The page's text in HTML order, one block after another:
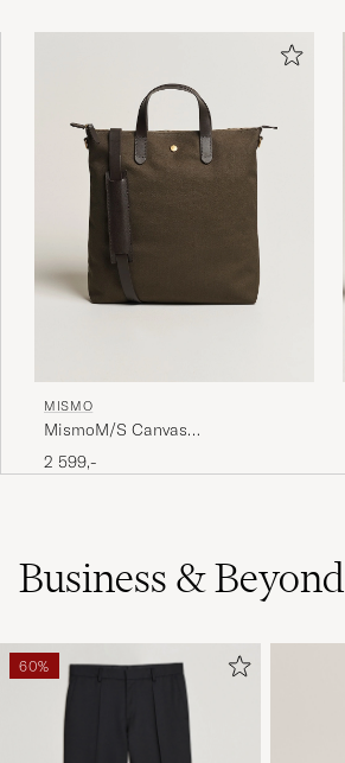
MISMO
MismoM/S Canvas
ShopperArmy/Dark Brown
2 599,-
Business & Beyond
60%